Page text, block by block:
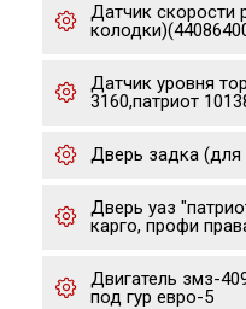
Датчик скорости
Датчик уровня
3160,патриот
Дверь задка (для
Дверь уаз
карго, профи
Двигатель змз-
под гур евро-5